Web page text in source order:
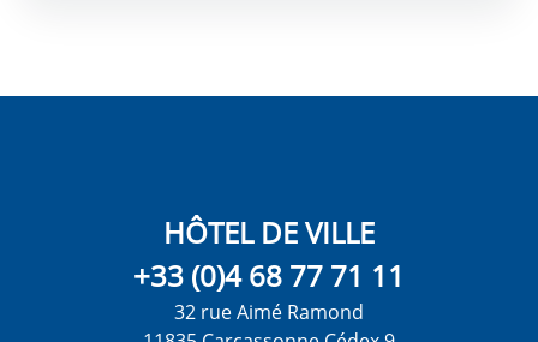
HÔTEL DE VILLE
+33 (0)4 68 77 71 11
32 rue Aimé Ramond